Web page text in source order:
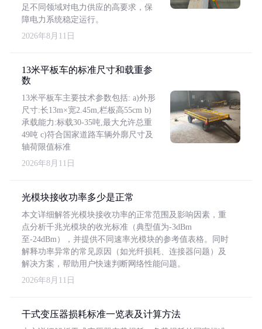
足不同领域对电力供应的高要求，保
障电力系统稳定运行。
2026年8月11日
13米平板车的标准尺寸和载重参
数
13米平板车主要技术参数包括: a)外形
尺寸:长13m×宽2.45m,栏板高55cm b)
承载能力:标载30-35吨,最大允许总重
49吨 c)符合国家道路车辆外廓尺寸及
轴荷限值标准
2026年8月11日
光模块接收功率多少是正常
本文详细解答光模块接收功率的正常范围及影响因素，重
点分析千兆光模块的收光标准（典型值为-3dBm
至-24dBm），并提供不同速率光模块的参考值表格。同时
解释功率异常的常见原因（如光纤损耗、连接器问题）及
解决方案，帮助用户快速判断网络性能问题。
2026年8月11日
干式变压器损耗标准一览表及计算方法